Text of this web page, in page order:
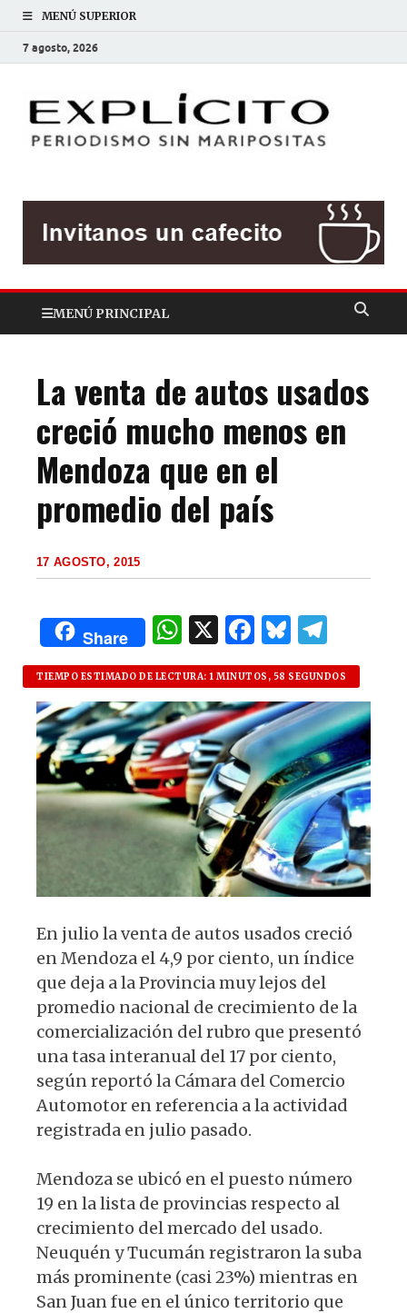
MENÚ SUPERIOR
7 agosto, 2026
MENÚ PRINCIPAL
La venta de autos usados
creció mucho menos en
Mendoza que en el
promedio del país
17 AGOSTO, 2015
Share
W
h
at
s
A
p
p
X F
a
c
e
b
o
o
k
B
lu
es
k
y
el
e
g
ra
m
TIEMPO ESTIMADO DE LECTURA: 1 MINUTOS, 58 SEGUNDOS
En julio la venta de autos usados creció
en Mendoza el 4,9 por ciento, un índice
que deja a la Provincia muy lejos del
promedio nacional de crecimiento de la
comercialización del rubro que presentó
una tasa interanual del 17 por ciento,
según reportó la Cámara del Comercio
Automotor en referencia a la actividad
registrada en julio pasado.
Mendoza se ubicó en el puesto número
19 en la lista de provincias respecto al
crecimiento del mercado del usado.
Neuquén y Tucumán registraron la suba
más prominente (casi 23%) mientras en
San Juan fue en el único territorio que